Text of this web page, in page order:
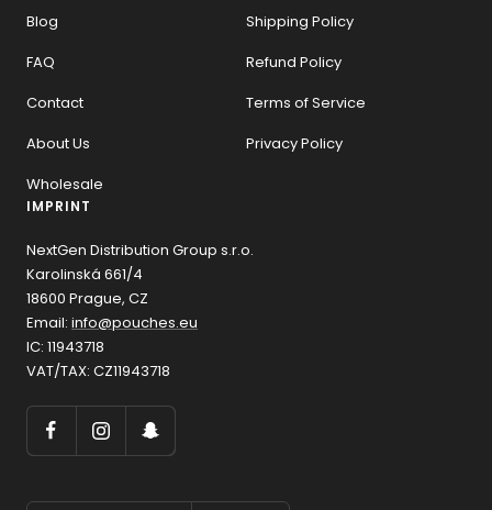
Blog
FAQ
Contact
About Us
Wholesale
Shipping Policy
Refund Policy
Terms of Service
Privacy Policy
IMPRINT
NextGen Distribution Group s.r.o.
Karolinská 661/4
18600 Prague, CZ
Email: info@pouches.eu
IC: 11943718
VAT/TAX: CZ11943718